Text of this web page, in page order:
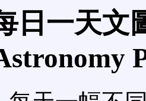
日一天文